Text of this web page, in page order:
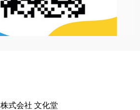
株式会社 文化堂